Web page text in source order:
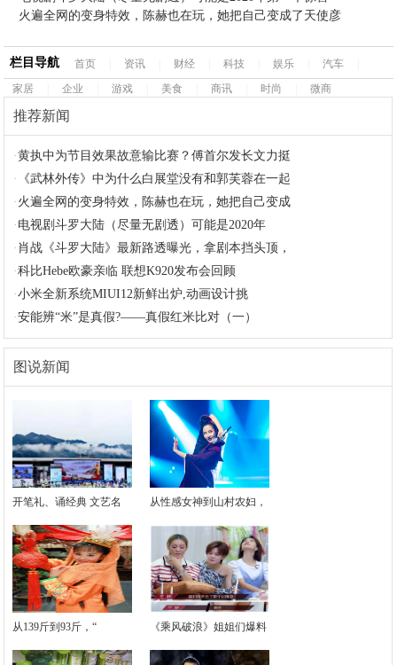
火遍全网的变身特效，陈赫也在玩，她把自己变成了天使彦
栏目导航 首页 资讯 财经 科技 娱乐 汽车
家居
企业 游戏 美食 商讯 时尚 微商
推荐新闻
·黄执中为节目效果故意输比赛？傅首尔发长文力挺
·
《武林外传》中为什么白展堂没有和郭芙蓉在一起
· 火遍全网的变身特效，陈赫也在玩，她把自己变成
· 电视剧斗罗大陆（尽量无剧透）可能是2020年
· 肖战《斗罗大陆》最新路透曝光，拿剧本挡头顶，
·科比Hebe欧豪亲临 联想K920发布会回顾
·小米全新系统MIUI12新鲜出炉,动画设计挑
·安能辨“米”是真假?——真假红米比对（一）
图说新闻
开笔礼、诵经典 文艺名 从性感女神到山村农妇，
从139斤到93斤，“ 《乘风破浪》姐姐们爆料